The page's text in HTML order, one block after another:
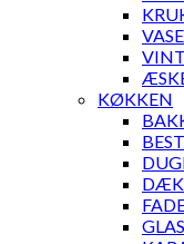
KØKKEN